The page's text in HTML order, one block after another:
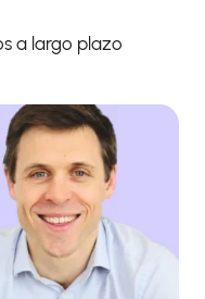
a largo plazo